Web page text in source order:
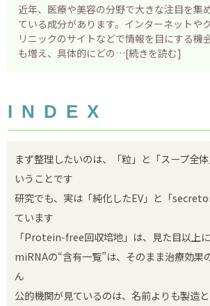
価格について
診察予約
近年、医療や美容の分野で大きな注目を集
ている成分があります。インターネットやク
リニックのサイトなどで情報を目にする機
も増え、具体的にどの…[続きを読む]
INDEX
まず整理したいのは、「粒」と「スープ全
いうことです
研究でも、実は「純化したEV」と「
ています
「Protein-free回収培地」は、見た目以上
miRNAの“含有一覧”は、そのまま治療効果
ん
公的機関が見ているのは、名前よりも製造